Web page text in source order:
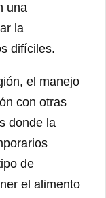
una
la
difíciles.
el manejo
con otras
donde la
de
el alimento